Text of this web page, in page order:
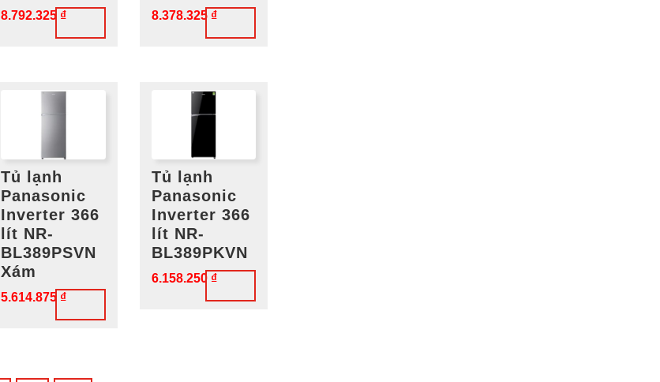
8.792.325 ₫ 8.378.325 ₫
Tủ lạnh
Panasonic
Inverter 366
lít NR-
BL389PSVN
Xám
5.614.875 ₫
Tủ lạnh
Panasonic
Inverter 366
lít NR-
BL389PKVN
6.158.250 ₫